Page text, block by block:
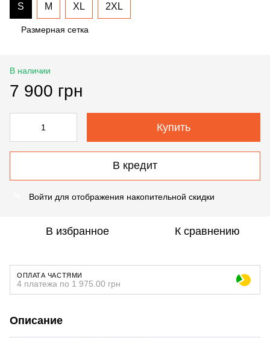
S M XL 2XL
Размерная сетка
В наличии
7 900 грн
Купить
В кредит
Войти для отображения накопительной скидки
В избранное К сравнению
ОПЛАТА ЧАСТЯМИ
4 платежа по 1 975.00 грн
Описание